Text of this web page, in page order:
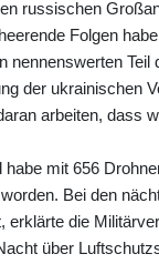
russischen
Folgen
nennenswerten
der ukrainischen
arbeiten, dass
mit 656
Bei den
die
über